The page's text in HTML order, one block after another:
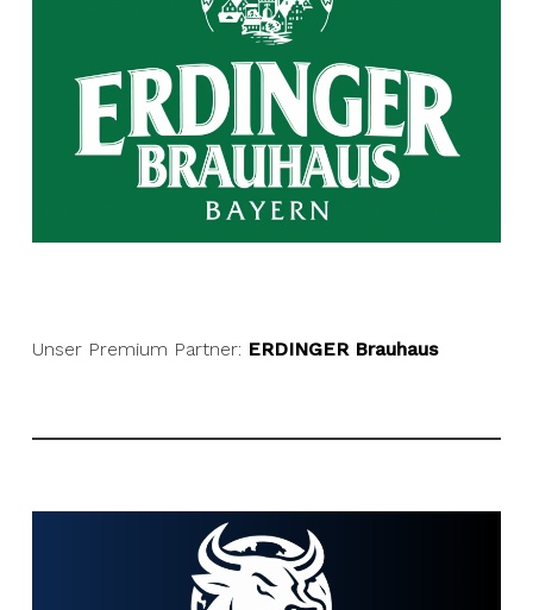
Unser Premium Partner: ERDINGER Brauhaus